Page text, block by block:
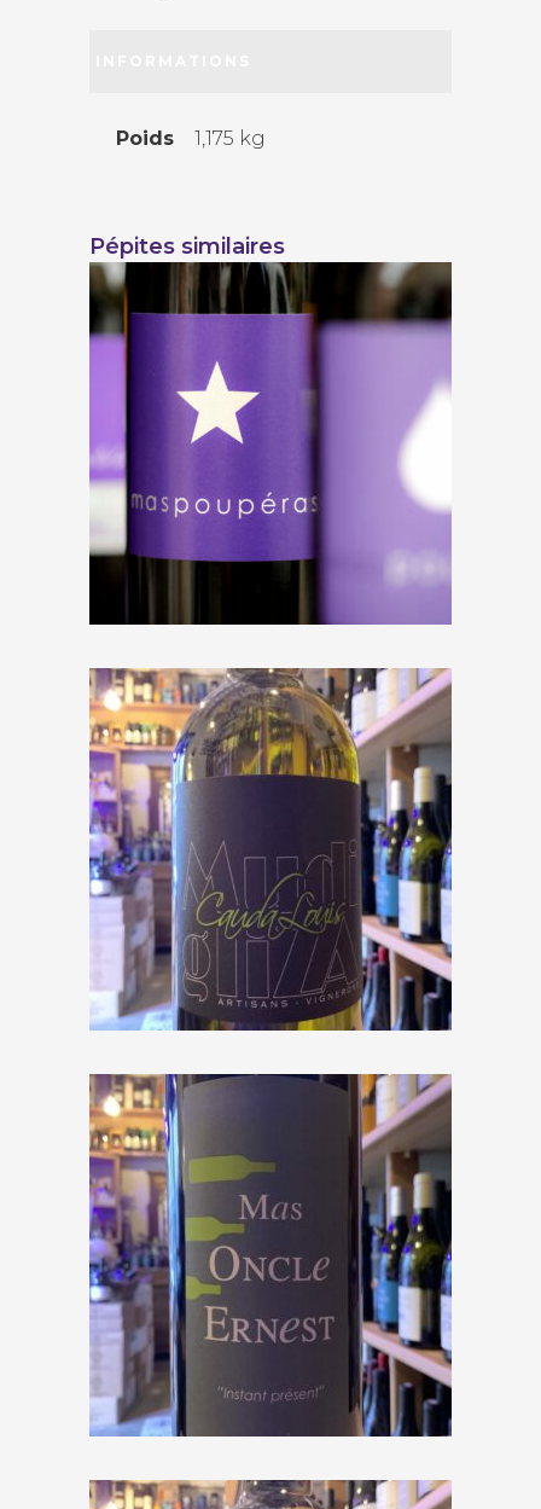
Poids 1,175 kg
Pépites similaires
Mas Poupéras « STÀR » 2022
15,00
Mas Mudigliza « Cauda Louis »
2017
€ 18,00
Mas Oncle Ernest « Instant
présent » 2021